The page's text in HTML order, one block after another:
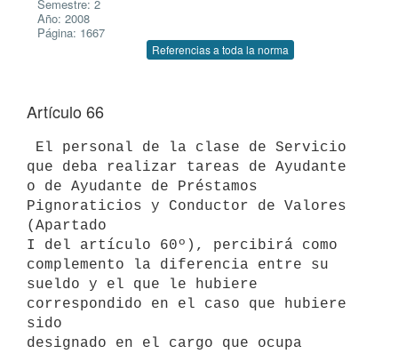
Semestre: 2
Año: 2008
Página: 1667
Referencias a toda la norma
Artículo 66
que deba realizar tareas de Ayudante
o de Ayudante de Préstamos
Pignoraticios y Conductor de Valores
(Apartado
I del artículo 60º), percibirá como
complemento la diferencia entre su
sueldo y el que le hubiere
correspondido en el caso que hubiere
sido
designado en el cargo que ocupa